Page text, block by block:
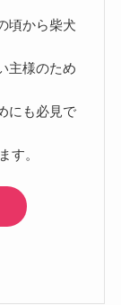
頃から柴犬
主様のため
にも必見で
す。